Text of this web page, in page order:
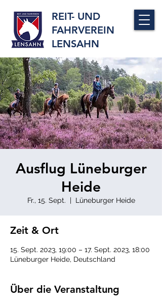
REIT- UND
FAHRVEREIN
LENSAHN
Ausflug Lüneburger
Heide
Fr., 15. Sept.
  |
Lüneburger Heide
Zeit & Ort
15. Sept. 2023, 19:00 – 17. Sept. 2023, 18:00
Lüneburger Heide, Deutschland
Über die Veranstaltung